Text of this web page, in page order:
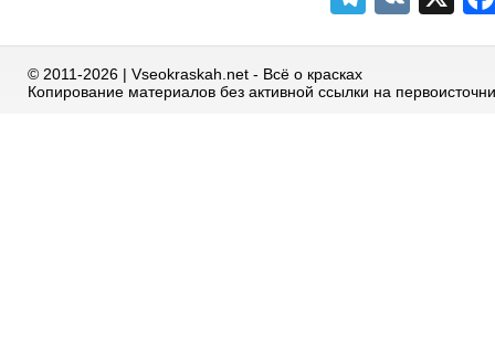
© 2011-2026 | Vseokraskah.net - Всё о красках
Копирование материалов без активной ссылки на